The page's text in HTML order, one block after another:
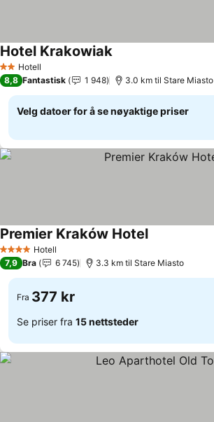
2 Stjerner
Hotell
Hotel Krakowiak
8,8 Fantastisk 1 948 3.0 km til Stare Miasto
Velg datoer for å se nøyaktige priser
4 StjernerHotell
Premier Kraków Hotel
7,9 Bra 6 745 3.3 km til Stare Miasto
Fra 377 kr
Se priser fra 15 nettsteder